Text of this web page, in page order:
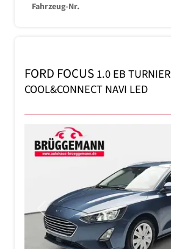
Fahrzeug-Nr.
FORD FOCUS1.0 EB TURNIER
COOL&CONNECT NAVI LED
Previous